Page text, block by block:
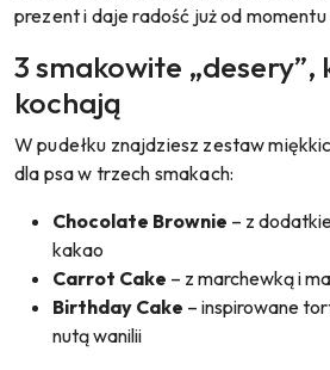
prezent i daje radość już od
3 smakowite „desery”,
kochają
W pudełku znajdziesz zestaw
dla psa w trzech smakach:
Chocolate Brownie – z
kakao
Carrot Cake – z marchewką i
Birthday Cake – inspirowane
nutą wanilii